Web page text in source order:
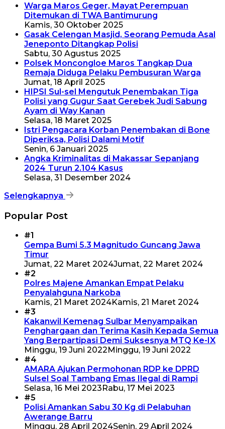
Warga Maros Geger, Mayat Perempuan
Ditemukan di TWA Bantimurung
Kamis, 30 Oktober 2025
Gasak Celengan Masjid, Seorang Pemuda Asal
Jeneponto Ditangkap Polisi
Sabtu, 30 Agustus 2025
Polsek Moncongloe Maros Tangkap Dua
Remaja Diduga Pelaku Pembusuran Warga
Jumat, 18 April 2025
HIPSI Sul-sel Mengutuk Penembakan Tiga
Polisi yang Gugur Saat Gerebek Judi Sabung
Ayam di Way Kanan
Selasa, 18 Maret 2025
Istri Pengacara Korban Penembakan di Bone
Diperiksa, Polisi Dalami Motif
Senin, 6 Januari 2025
Angka Kriminalitas di Makassar Sepanjang
2024 Turun 2.104 Kasus
Selasa, 31 Desember 2024
Selengkapnya
Popular Post
#1
Gempa Bumi 5.3 Magnitudo Guncang Jawa
Timur
Jumat, 22 Maret 2024Jumat, 22 Maret 2024
#2
Polres Majene Amankan Empat Pelaku
Penyalahguna Narkoba
Kamis, 21 Maret 2024Kamis, 21 Maret 2024
#3
Kakanwil Kemenag Sulbar Menyampaikan
Penghargaan dan Terima Kasih Kepada Semua
Yang Berpartipasi Demi Suksesnya MTQ Ke-IX
Minggu, 19 Juni 2022 Minggu, 19 Juni 2022
#4
AMARA Ajukan Permohonan RDP ke DPRD
Sulsel Soal Tambang Emas Ilegal di Rampi
Selasa, 16 Mei 2023 Rabu, 17 Mei 2023
#5
Polisi Amankan Sabu 30 Kg di Pelabuhan
Awerange Barru
Minggu, 28 April 2024Senin, 29 April 2024